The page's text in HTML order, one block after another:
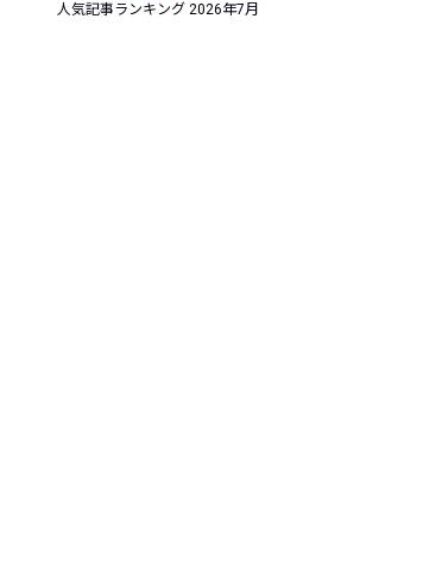
人気記事ランキング 2026年7月